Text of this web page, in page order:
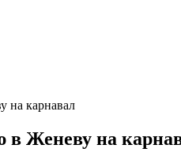
Женеву на